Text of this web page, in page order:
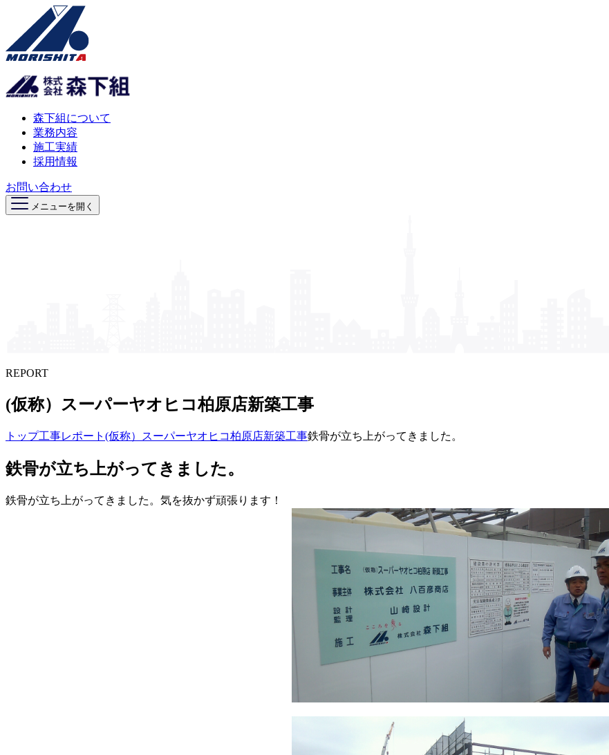
森下組について
業務内容
施工実績
採用情報
お問い合わせ
メニューを開く
REPORT
(仮称）​スーパーヤオヒコ柏原店新築工事
トップ工事レポート (仮称）スーパーヤオヒコ柏原店新築工事鉄骨が立ち上がってきました。
鉄骨が立ち上がってきました。
鉄骨が立ち上がってきました。気を抜かず頑張ります！